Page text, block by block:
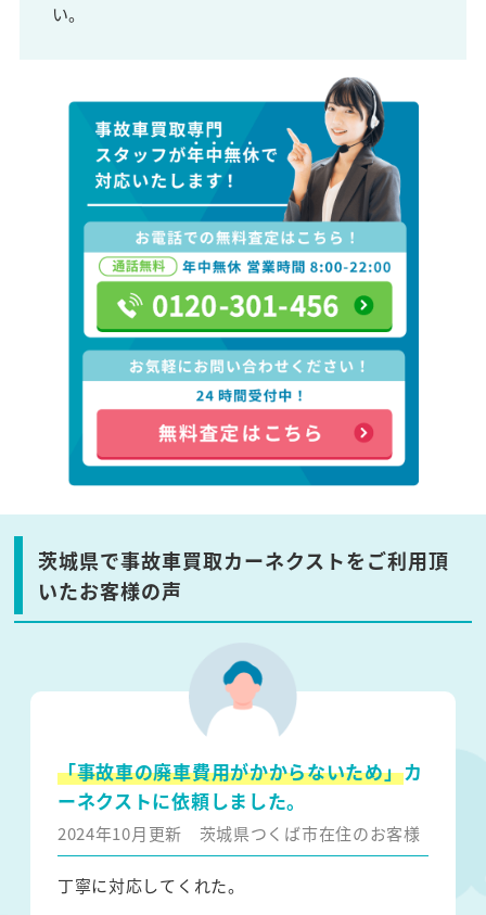
い。
茨城県で事故車買取カーネクストをご利用頂
いたお客様の声
「事故車の廃車費用がかからないため」カ
ーネクストに依頼しました。
2024年10月更新 茨城県つくば市在住のお客様
丁寧に対応してくれた。